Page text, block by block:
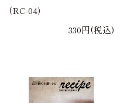
(RC-04)
330円(税込)